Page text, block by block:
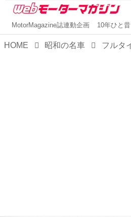
MotorMagazine誌連動企画 10年ひと昔
HOME 昭和の名車